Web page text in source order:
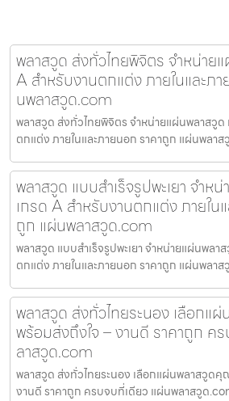
พลาสวูด ส่งทั่วไทยพิจิตร จำหน่าย
A สำหรับงานตกแต่ง ภายในและภ
นพลาสวูด.com
พลาสวูด ส่งทั่วไทยพิจิตร จำหน่ายแผ่นพลาสวูด
ตกแต่ง ภายในและภายนอก ราคาถูก แผ่นพลา
พลาสวูด แบบสำเร็จรูปพะเยา จำห
เกรด A สำหรับงานตกแต่ง ภายใน
ถูก แผ่นพลาสวูด.com
พลาสวูด แบบสำเร็จรูปพะเยา จำหน่ายแผ่นพลา
ตกแต่ง ภายในและภายนอก ราคาถูก แผ่นพลา
พลาสวูด ส่งทั่วไทยระนอง เลือก
พร้อมส่งถึงใจ – งานดี ราคาถูก ค
ลาสวูด.com
พลาสวูด ส่งทั่วไทยระนอง เลือกแผ่นพลาสวูด
งานดี ราคาถูก ครบจบที่เดียว แผ่นพลาสวูด